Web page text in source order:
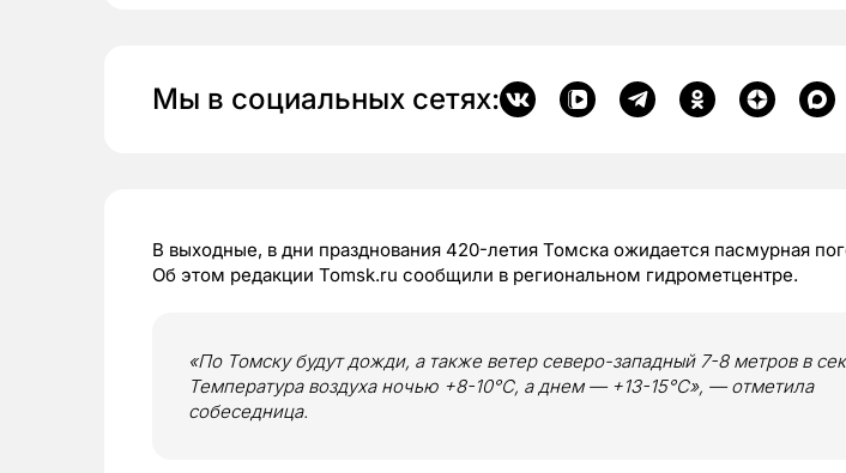
Мы в социальных сетях:
В выходные, в дни празднования 420-летия Томска ожидается пасмурная
Об этом редакции Tomsk.ru сообщили в региональном гидрометцентре.
«По Томску будут дожди, а также ветер северо-западный 7-8 метров в
Температура воздуха ночью +8-10°C, а днем — +13-15°C», — отметила
собеседница.